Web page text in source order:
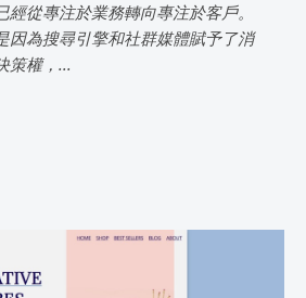
從專注於業務轉向專注於客戶。
因為搜尋引擎和社群媒體賦予了消
策權，...